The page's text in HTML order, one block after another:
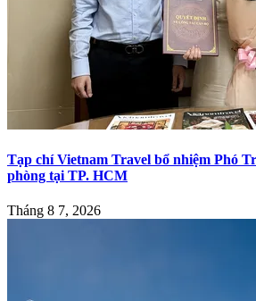
Tạp chí Vietnam Travel bổ nhiệm Phó
phòng tại TP. HCM
Tháng 8 7, 2026